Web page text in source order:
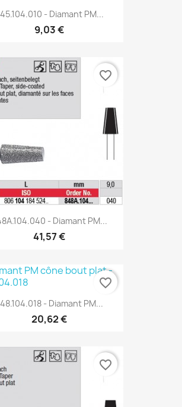
- Diamant PM...
9,03 €
- Diamant PM...
41,57 €
favorite_border
- Diamant PM...
20,62 €
favorite_border
favorite_border